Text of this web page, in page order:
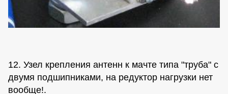
12. Узел крепления антенн к мачте типа "труба" с
двумя подшипниками, на редуктор нагрузки нет
вообще!.